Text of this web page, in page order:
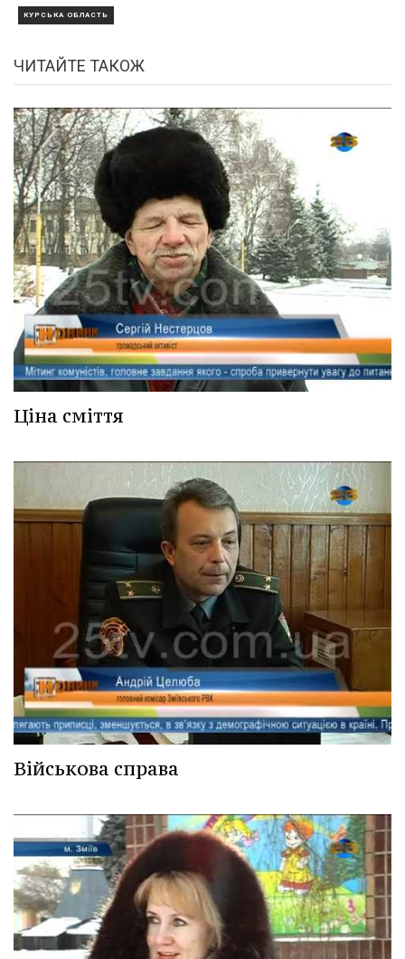
КУРСЬКА ОБЛАСТЬ
ЧИТАЙТЕ ТАКОЖ
Ціна сміття
Військова справа